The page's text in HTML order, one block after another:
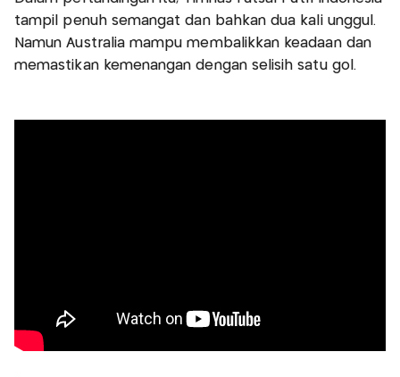
tampil penuh semangat dan bahkan dua kali unggul.
Namun Australia mampu membalikkan keadaan dan
memastikan kemenangan dengan selisih satu gol.